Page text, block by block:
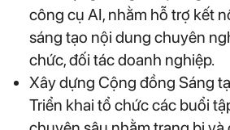
công cụ AI, nhằm hỗ trợ kết
sáng tạo nội dung chuyên
chức, đối tác doanh nghiệp.
Xây dựng Cộng đồng Sáng
Triển khai tổ chức các buổi